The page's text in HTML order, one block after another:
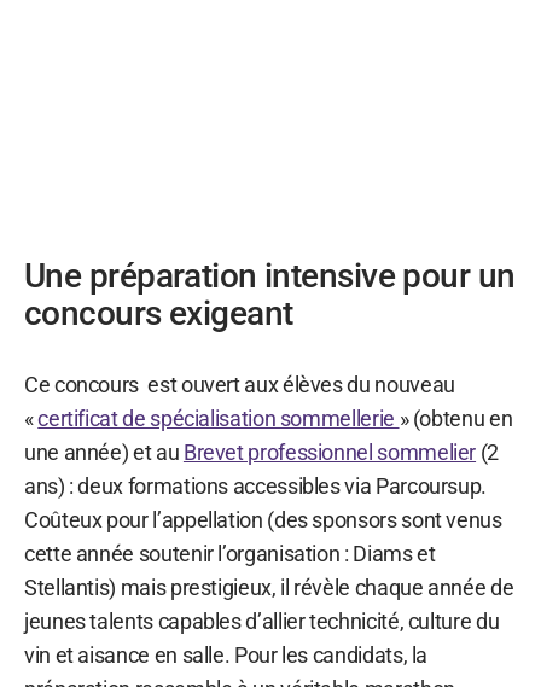
Une préparation intensive pour un
concours exigeant
Ce concours est ouvert aux élèves du nouveau
«certificat de spécialisation sommellerie » (obtenu en
une année) et au Brevet professionnel sommelier (2
ans) : deux formations accessibles via Parcoursup.
Coûteux pour l’appellation (des sponsors sont venus
cette année soutenir l’organisation : Diams et
Stellantis) mais prestigieux, il révèle chaque année de
jeunes talents capables d’allier technicité, culture du
vin et aisance en salle. Pour les candidats, la